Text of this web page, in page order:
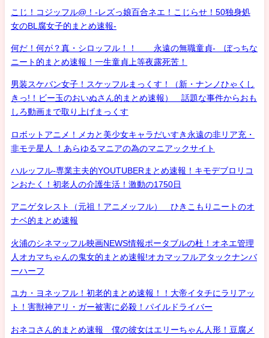
こじ！コジッフル@！-レズっ娘百合ネエ！こじらせ！50独身処
女のBL腐女子的まとめ速報-
何だ！何が？真・シロッフル！！ 永遠の無職童貞- ぼっちな
ニート的まとめ速報！一生童貞上等夜露死苦！
男装スケバン女子！スケッフルまっくす！（新・ナンノひゃくし
きっ!！ビー玉のおいぬさん的まとめ速報） 話題な事件からおも
しろ動画まで取り上げまっくす
ロボットアニメ！メカと美少女キャラだいすき永遠の非リア充・
非モテ星人 ！あらゆるマニアの為のマニアックサイト
ハルッフル-専業主夫的YOUTUBERまとめ速報！キモデブロリコ
ンおたく！初老人の介護生活！激動の1750日
アニゲタレスト（元祖！アニメッフル） ひきこもりニートのオ
ナベ的まとめ速報
火浦のシネマッフル映画NEWS情報ポータブルの杜！オネエ管理
人オカマちゃんの鬼女的まとめ速報!オカマッフルアタックナンバ
ーハーフ
ユカ・ヨネッフル！初老的まとめ速報！！大帝イタチにラリアッ
ト！害獣神アリ・ガー被害に必殺！パイルドライバー
おネコさん的まとめ速報 僕の彼女はエリーちゃん人形！豆腐メ